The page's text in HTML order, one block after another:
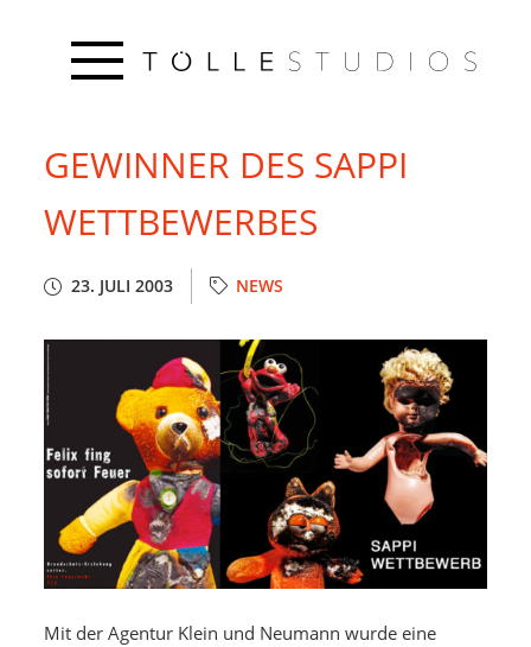
GEWINNER DES SAPPI
WETTBEWERBES
23. JULI 2003 NEWS
Mit der Agentur Klein und Neumann wurde eine